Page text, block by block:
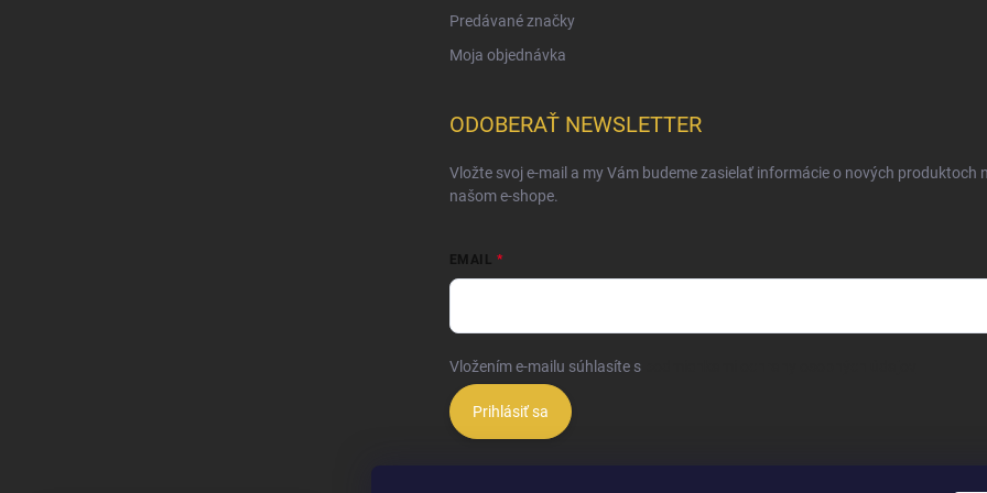
Predávané značky
Moja objednávka
ODOBERAŤ NEWSLETTER
Vložte svoj e-mail a my Vám budeme zasielať informácie o nových produktoch
našom e-shope.
EMAIL
Vložením e-mailu súhlasíte s
Prihlásiť sa